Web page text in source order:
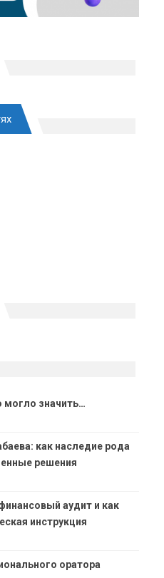
могло значить…
как наследие рода
решения
аудит и как
инструкция
оратора